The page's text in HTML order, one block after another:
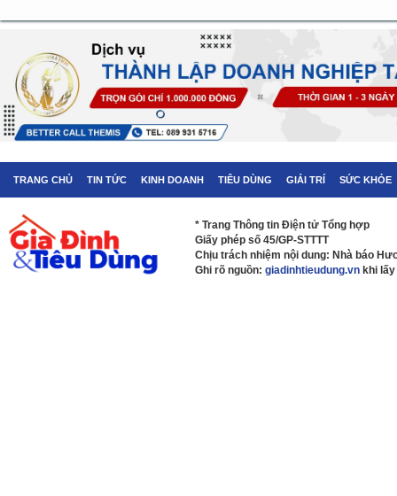
TRANG CHỦ TIN TỨC KINH DOANH TIÊU DÙNG GIẢI TRÍ SỨC KHỎE
* Trang Thông tin Điện tử Tổng hợp
Giấy phép số 45/GP-STTTT
Chịu trách nhiệm nội dung: Nhà báo
Ghi rõ nguồn: giadinhtieudung.vn khi